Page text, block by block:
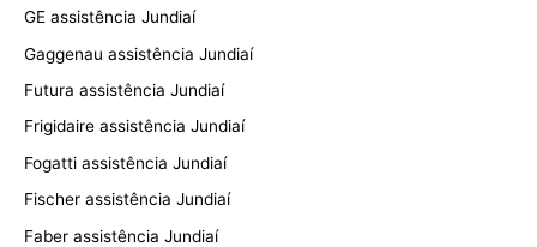
GE assistência Jundiaí
Gaggenau assistência Jundiaí
Futura assistência Jundiaí
Frigidaire assistência Jundiaí
Fogatti assistência Jundiaí
Fischer assistência Jundiaí
Faber assistência Jundiaí